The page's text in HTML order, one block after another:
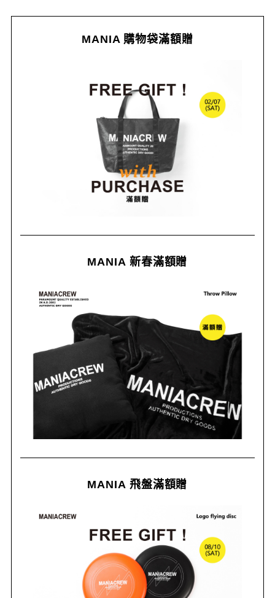
MANIA 購物袋滿額贈
MANIA 新春滿額贈
MANIA 飛盤滿額贈